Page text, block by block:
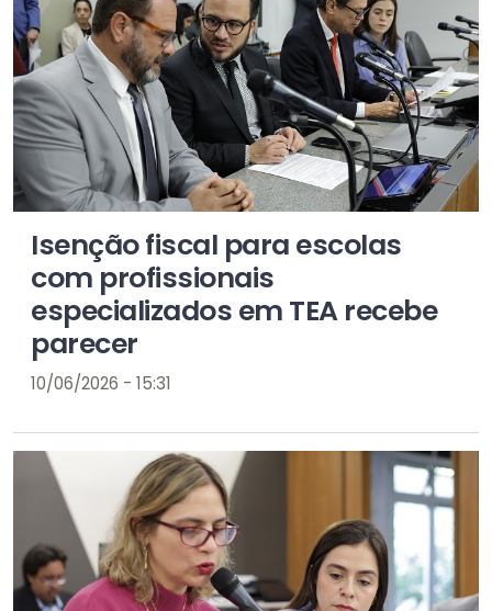
Isenção fiscal para escolas
com profissionais
especializados em TEA recebe
parecer
10/06/2026 - 15:31